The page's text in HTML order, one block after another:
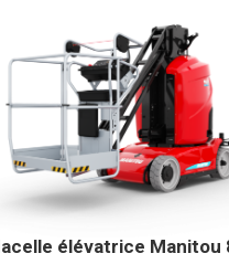
élévatrice Manitou